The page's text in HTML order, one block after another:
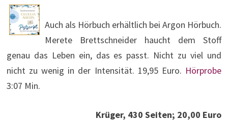
Auch als Hörbuch erhältlich bei Argon Hörbuch.
Merete Brettschneider haucht dem Stoff
genau das Leben ein, das es passt. Nicht zu viel und
nicht zu wenig in der Intensität. 19,95 Euro. Hörprobe
3:07 Min.
Krüger, 430 Seiten; 20,00 Euro